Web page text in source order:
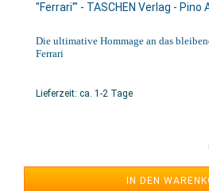
"Ferrari'" - TASCHEN Verlag - Pino
Die ultimative Hommage an das
Ferrari
Lieferzeit: ca. 1-2 Tage
IN DEN